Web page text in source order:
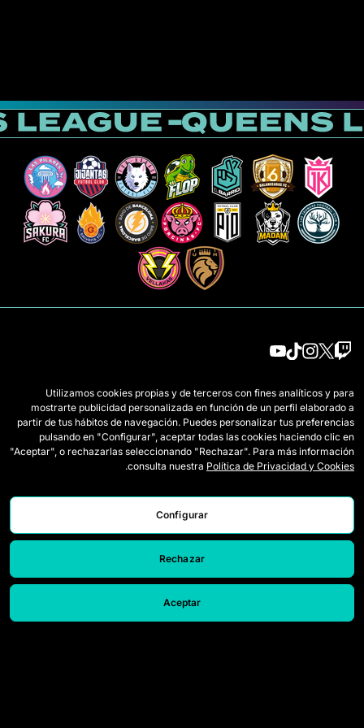
الفرق
لاعبات الدرافت
وايلد كاردز
الإحصائيات
اللائحة
كيف تُلعب Queens
التذاكر
اتصل بنا
اعمل معنا
Utilizamos cookies propias y de terceros con fines analíticos y para
mostrarte publicidad personalizada en función de un perfil elaborado a
partir de tus hábitos de navegación. Puedes personalizar tus preferencias
pulsando en "Configurar", aceptar todas las cookies haciendo clic en
"Aceptar", o rechazarlas seleccionando "Rechazar". Para más información
consulta nuestra Política de Privacidad y Cookies
.
Configurar
Rechazar
Aceptar